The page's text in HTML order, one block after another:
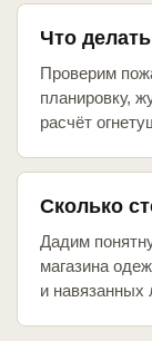
Что
Проверим
планировку,
расчёт
Сколько
Дадим
магазина
и навязанных